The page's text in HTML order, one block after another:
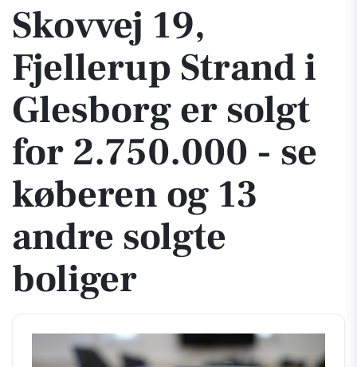
Skovvej 19,
Fjellerup Strand i
Glesborg er solgt
for 2.750.000 - se
køberen og 13
andre solgte
boliger